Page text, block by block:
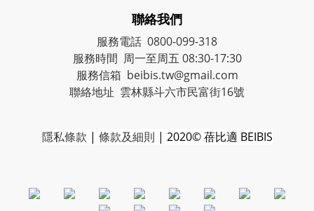
聯絡我們
服務電話 0800-099-318
服務時間 周一至周五 08:30-17:30
服務信箱 beibis.tw@gmail.com
聯絡地址 雲林縣斗六市民富街16號
隱私條款 | 條款及細則 | 2020© 蓓比適 BEIBIS